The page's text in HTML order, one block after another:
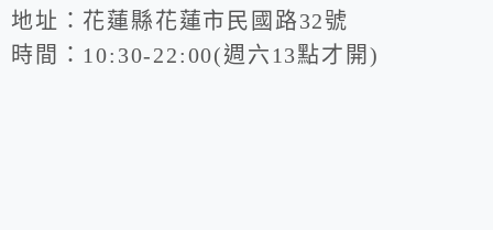
地址：花蓮縣花蓮市民國路32號
時間：10:30-22:00(週六13點才開)